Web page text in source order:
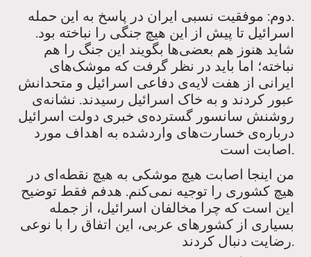
دوم: موفقیت نسبی ایران در پاسخ به این حمله.
اسرائیل تا پیش از این هیچ جنگی را نباخته بود.
شاید هنوز هم بعضی‌ها بگویند این جنگ را هم
نباخته؛ اما باید در نظر گرفت که موشک‌های
ایرانی از هفت لایه‌ی دفاعی اسرائیل و متحدانش
عبور کردند و به خاک اسرائیل رسیدند. نشانه‌ی
روشنش سانسور گسترده‌ی خبری دولت اسرائیل
درباره‌ی خسارت‌های واردشده به اهداف مورد
اصابت است.
من اینجا اصابت هیچ موشکی به هیچ نقطه‌ای در
هیچ کشوری را توجیه نمی‌کنم. هدفم فقط توضیح
این است که چرا مخالفان اسرائیل، از جمله
بسیاری از کشورهای عربی، این اتفاق را با نوعی
رضایت دنبال کردند.